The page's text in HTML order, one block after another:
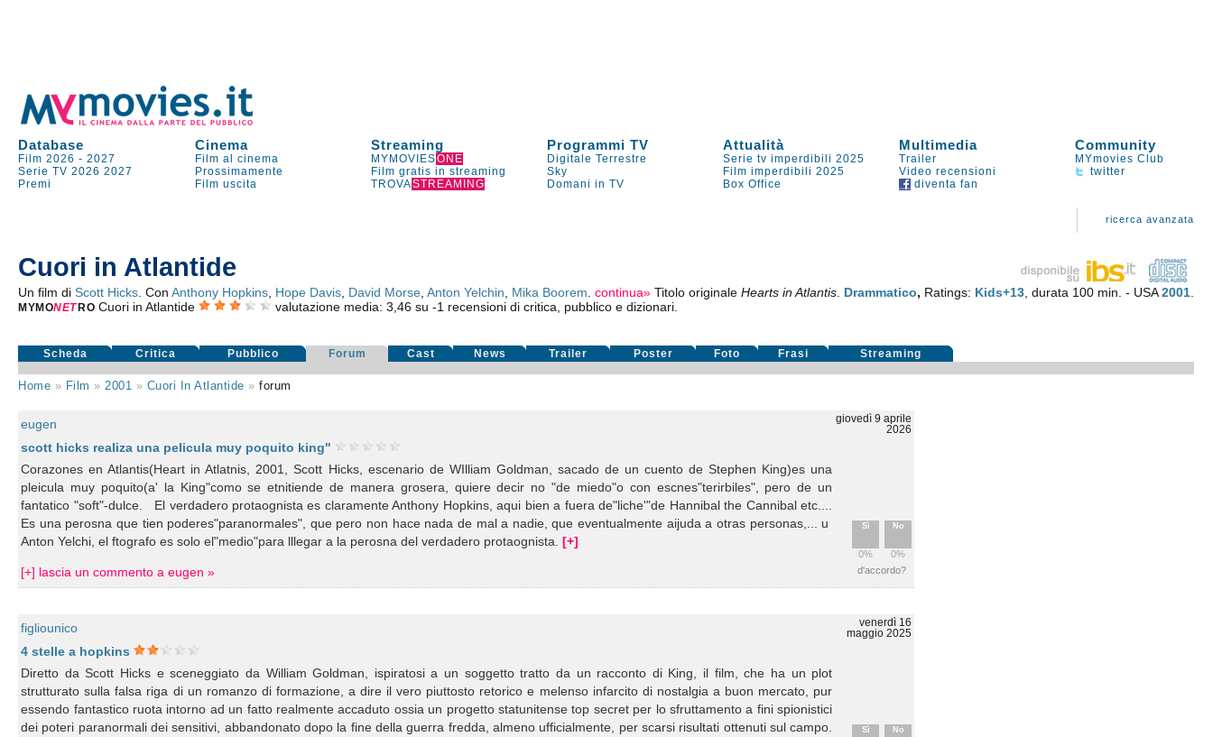
Database Cinema Streaming Programmi TV Attualità Multimedia Community
Film 2026 -2027 Film al cinema MYMOVIESONE Digitale Terrestre Serie tv imperdibili 2025 Trailer
MYmovies Club
Serie TV 2026 2027 Prossimamente Film gratis in streaming Sky Film imperdibili 2025 Video recensioni
twitter
Premi
Film uscita TROVASTREAMING Domani in TV Box Office diventa fan
ricerca avanzata
Cuori in Atlantide
Un film diScott Hicks . ConAnthony Hopkins Hope Davis David Morse ,Anton Yelchin Mika Boorem .continua» Titolo originaleHearts in Atlantis Drammatico, Ratings: Kids+13 , durata 100 min. - USA2001
MYMONET RO Cuori in Atlantide valutazione media: 3,46 su -1 recensioni di critica, pubblico e dizionari.
Scheda Critica Pubblico Forum Cast News Trailer Poster Foto Frasi Streaming
Home » Film » 2001 » Cuori In Atlantide »forum
eugen
giovedì 9 aprile
2026
scott hicks realiza una pelicula muy poquito king"
Sì
0%
No
0%
Corazones en Atlantis(Heart in Atlatnis, 2001, Scott Hicks, escenario de WIlliam Goldman, sacado de un cuento de Stephen King)es una
pleicula muy poquito(a' la King"como se etnitiende de manera grosera, quiere decir no "de miedo"o con escnes"terirbiles", pero de un
fantatico "soft"-dulce. El verdadero protaognista es claramente Anthony Hopkins, aqui bien a fuera de"liche'"de Hannibal the Cannibal etc....
Es una perosna que tien poderes"paranormales", que pero non hace nada de mal a nadie, que eventualmente aijuda a otras personas,... u
Anton Yelchi, el ftografo es solo el"medio"para lllegar a la perosna del verdadero protaognista.[+]
[+] lascia un commento a eugen » d'accordo?
figliounico
venerdì 16
maggio 2025
4 stelle a hopkins
Sì No
Diretto da Scott Hicks e sceneggiato da William Goldman, ispiratosi a un soggetto tratto da un racconto di King, il film, che ha un plot
strutturato sulla falsa riga di un romanzo di formazione, a dire il vero piuttosto retorico e melenso infarcito di nostalgia a buon mercato, pur
essendo fantastico ruota intorno ad un fatto realmente accaduto ossia un progetto statunitense top secret per lo sfruttamento a fini spionistici
dei poteri paranormali dei sensitivi, abbandonato dopo la fine della guerra fredda, almeno ufficialmente, per scarsi risultati ottenuti sul campo.